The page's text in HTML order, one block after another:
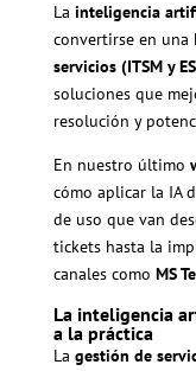
La inteligencia
convertirse en una
servicios (ITSM y
soluciones que
resolución y
En nuestro último
cómo aplicar la IA
de uso que van
tickets hasta la
canales como MS
La inteligencia
a la práctica
La gestión de